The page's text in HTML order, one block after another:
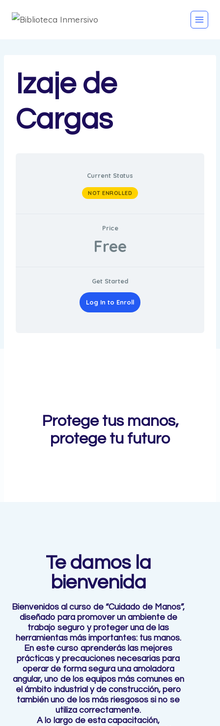
Izaje de
Cargas
Current Status
NOT ENROLLED
Price
Free
Get Started
Log In to Enroll
Protege tus manos,
protege tu futuro
Te damos la
bienvenida
Bienvenidos al curso de “Cuidado de Manos”,
diseñado para promover un ambiente de
trabajo seguro y proteger una de las
herramientas más importantes: tus manos.
En este curso aprenderás las mejores
prácticas y precauciones necesarias para
operar de forma segura una amoladora
angular, uno de los equipos más comunes en
el ámbito industrial y de construcción, pero
también uno de los más riesgosos si no se
utiliza correctamente.
A lo largo de esta capacitación,